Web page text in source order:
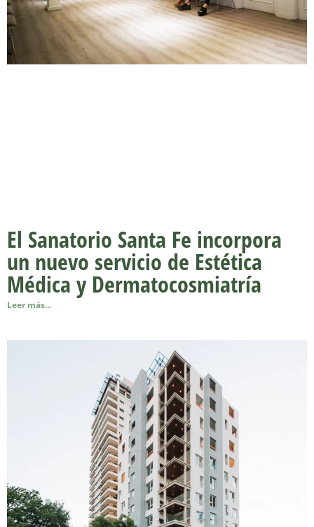
El Sanatorio Santa Fe incorpora
un nuevo servicio de Estética
Médica y Dermatocosmiatría
Leer más...